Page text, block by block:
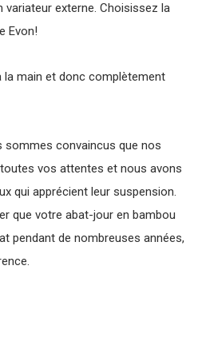
variateur externe. Choisissez la
Evon!
main et donc complètement
sommes convaincus que nos
vos attentes et nous avons
qui apprécient leur suspension.
que votre abat-jour en bambou
pendant de nombreuses années,